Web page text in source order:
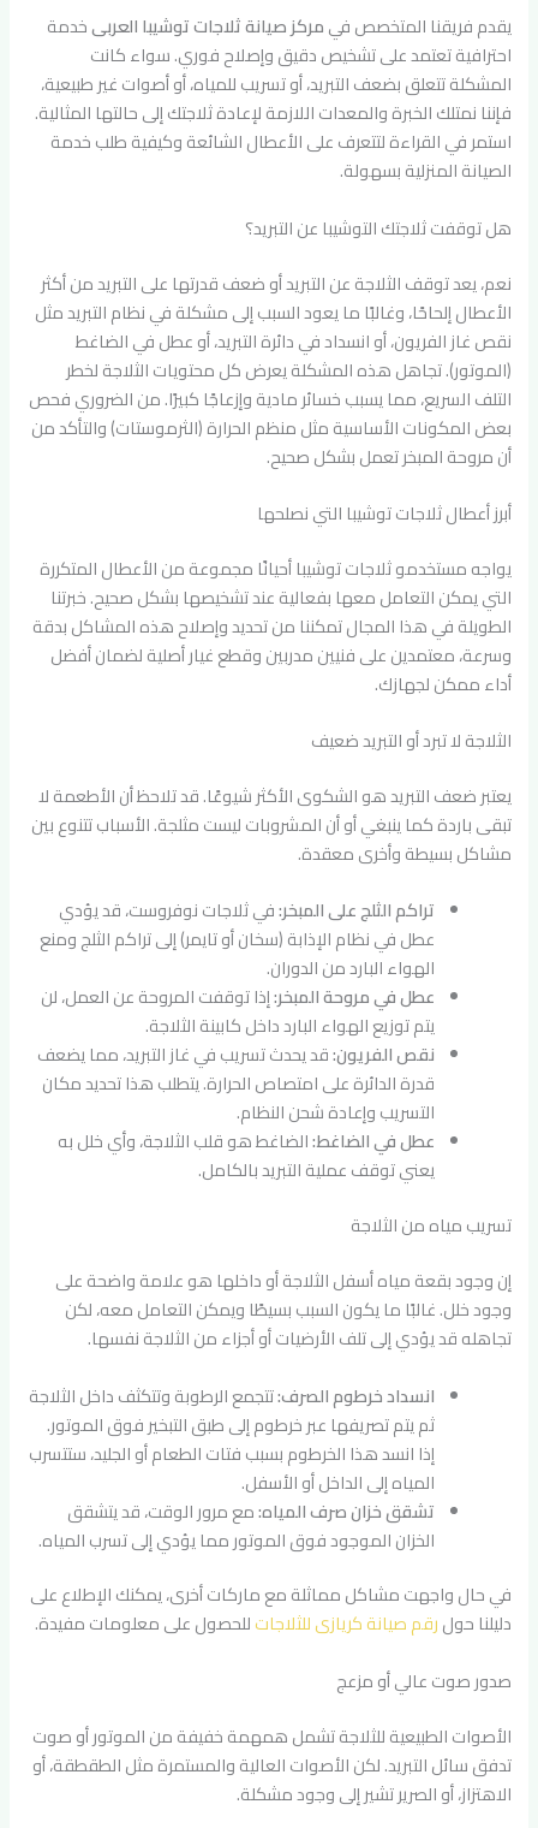
يقدم فريقنا المتخصص فيمركز صيانة ثلاجات توشيبا العربىخدمة
احترافية تعتمد على تشخيص دقيق وإصلاح فوري. سواء كانت
المشكلة تتعلق بضعف التبريد، أو تسريب للمياه، أو أصوات غير طبيعية،
فإننا نمتلك الخبرة والمعدات اللازمة لإعادة ثلاجتك إلى حالتها المثالية.
استمر في القراءة لتتعرف على الأعطال الشائعة وكيفية طلب خدمة
الصيانة المنزلية بسهولة.
هل توقفت ثلاجتك التوشيبا عن التبريد؟
نعم، يعد توقف الثلاجة عن التبريد أو ضعف قدرتها على التبريد من أكثر
الأعطال إلحاحًا، وغالبًا ما يعود السبب إلى مشكلة في نظام التبريد مثل
نقص غاز الفريون، أو انسداد في دائرة التبريد، أو عطل في الضاغط
(الموتور). تجاهل هذه المشكلة يعرض كل محتويات الثلاجة لخطر
التلف السريع، مما يسبب خسائر مادية وإزعاجًا كبيرًا. من الضروري فحص
بعض المكونات الأساسية مثل منظم الحرارة (الثرموستات) والتأكد من
أن مروحة المبخر تعمل بشكل صحيح.
أبرز أعطال ثلاجات توشيبا التي نصلحها
يواجه مستخدمو ثلاجات توشيبا أحيانًا مجموعة من الأعطال المتكررة
التي يمكن التعامل معها بفعالية عند تشخيصها بشكل صحيح. خبرتنا
الطويلة في هذا المجال تمكننا من تحديد وإصلاح هذه المشاكل بدقة
وسرعة، معتمدين على فنيين مدربين وقطع غيار أصلية لضمان أفضل
أداء ممكن لجهازك.
الثلاجة لا تبرد أو التبريد ضعيف
يعتبر ضعف التبريد هو الشكوى الأكثر شيوعًا. قد تلاحظ أن الأطعمة لا
تبقى باردة كما ينبغي أو أن المشروبات ليست مثلجة. الأسباب تتنوع بين
مشاكل بسيطة وأخرى معقدة.
تراكم الثلج على المبخر:في ثلاجات نوفروست، قد يؤدي
عطل في نظام الإذابة (سخان أو تايمر) إلى تراكم الثلج ومنع
الهواء البارد من الدوران.
عطل في مروحة المبخر:إذا توقفت المروحة عن العمل، لن
يتم توزيع الهواء البارد داخل كابينة الثلاجة.
نقص الفريون:قد يحدث تسريب في غاز التبريد، مما يضعف
قدرة الدائرة على امتصاص الحرارة. يتطلب هذا تحديد مكان
التسريب وإعادة شحن النظام.
عطل في الضاغط:الضاغط هو قلب الثلاجة، وأي خلل به
يعني توقف عملية التبريد بالكامل.
تسريب مياه من الثلاجة
إن وجود بقعة مياه أسفل الثلاجة أو داخلها هو علامة واضحة على
وجود خلل. غالبًا ما يكون السبب بسيطًا ويمكن التعامل معه، لكن
تجاهله قد يؤدي إلى تلف الأرضيات أو أجزاء من الثلاجة نفسها.
انسداد خرطوم الصرف:تتجمع الرطوبة وتتكثف داخل الثلاجة
ثم يتم تصريفها عبر خرطوم إلى طبق التبخير فوق الموتور.
إذا انسد هذا الخرطوم بسبب فتات الطعام أو الجليد، ستتسرب
المياه إلى الداخل أو الأسفل.
تشقق خزان صرف المياه:مع مرور الوقت، قد يتشقق
الخزان الموجود فوق الموتور مما يؤدي إلى تسرب المياه.
في حال واجهت مشاكل مماثلة مع ماركات أخرى، يمكنك الإطلاع على
دليلنا حولرقم صيانة كريازى للثلاجاتللحصول على معلومات مفيدة.
صدور صوت عالي أو مزعج
الأصوات الطبيعية للثلاجة تشمل همهمة خفيفة من الموتور أو صوت
تدفق سائل التبريد. لكن الأصوات العالية والمستمرة مثل الطقطقة، أو
الاهتزاز، أو الصرير تشير إلى وجود مشكلة.